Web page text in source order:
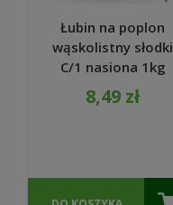
Łubin na poplon
wąskolistny słodki
C/1 nasiona 1kg
8,49 zł